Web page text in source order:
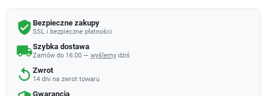
verified_user Bezpieczne zakupy
SSL i bezpieczne płatności
local_shippingSzybka dostawa
Zamów do 16:00 — wyślemy dziś
replay Zwrot
14 dni na zwrot towaru
Gwarancja